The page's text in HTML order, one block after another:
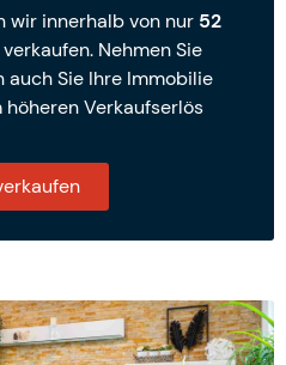
wir innerhalb von nur 52
Nehmen Sie
auch Sie Ihre Immobilie
Verkaufserlös